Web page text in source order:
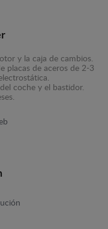
y la caja de cambios.
placas de aceros de 2-3
coche y el bastidor.